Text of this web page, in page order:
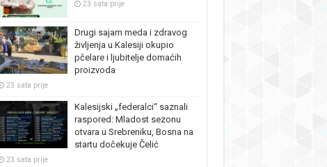
23 sata prije
Drugi sajam meda i zdravog
življenja u Kalesiji okupio
pčelare i ljubitelje domaćih
proizvoda
23 sata prije
Kalesijski „federalci“ saznali
raspored: Mladost sezonu
otvara u Srebreniku, Bosna na
startu dočekuje Čelić
23 sata prije